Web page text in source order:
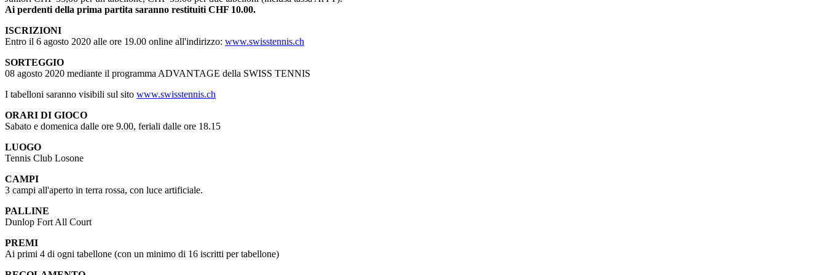
Ai perdenti della prima partita saranno restituiti CHF 10.00.
ISCRIZIONI
Entro il 6 agosto 2020 alle ore 19.00 online all'indirizzo: www.swisstennis.ch
SORTEGGIO
08 agosto 2020 mediante il programma ADVANTAGE della SWISS TENNIS
I tabelloni saranno visibili sul sito www.swisstennis.ch
ORARI DI GIOCO
Sabato e domenica dalle ore 9.00, feriali dalle ore 18.15
LUOGO
Tennis Club Losone
CAMPI
3 campi all'aperto in terra rossa, con luce artificiale.
PALLINE
Dunlop Fort All Court
PREMI
Ai primi 4 di ogni tabellone (con un minimo di 16 iscritti per tabellone)